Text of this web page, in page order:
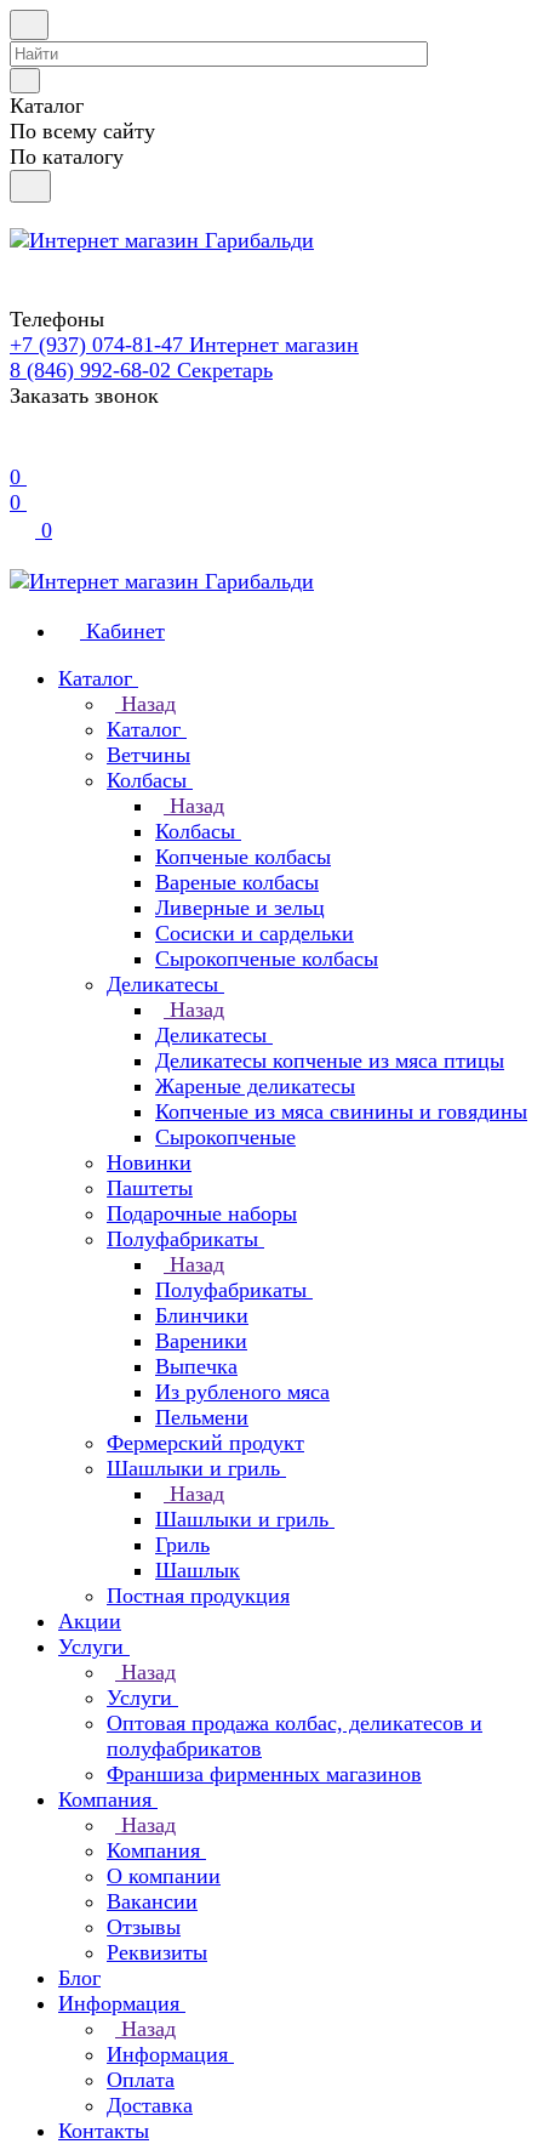
Каталог
По всему сайту
По каталогу
Телефоны
+7 (937) 074-81-47 Интернет магазин
8 (846) 992-68-02 Секретарь
Заказать звонок
0
0
0
Кабинет
Каталог
Назад
Каталог
Ветчины
Колбасы
Назад
Колбасы
Копченые колбасы
Вареные колбасы
Ливерные и зельц
Сосиски и сардельки
Сырокопченые колбасы
Деликатесы
Назад
Деликатесы
Деликатесы копченые из мяса птицы
Жареные деликатесы
Копченые из мяса свинины и говядины
Сырокопченые
Новинки
Паштеты
Подарочные наборы
Полуфабрикаты
Назад
Полуфабрикаты
Блинчики
Вареники
Выпечка
Из рубленого мяса
Пельмени
Фермерский продукт
Шашлыки и гриль
Назад
Шашлыки и гриль
Гриль
Шашлык
Постная продукция
Акции
Услуги
Назад
Услуги
Оптовая продажа колбас, деликатесов и
полуфабрикатов
Франшиза фирменных магазинов
Компания
Назад
Компания
О компании
Вакансии
Отзывы
Реквизиты
Блог
Информация
Назад
Информация
Оплата
Доставка
Контакты